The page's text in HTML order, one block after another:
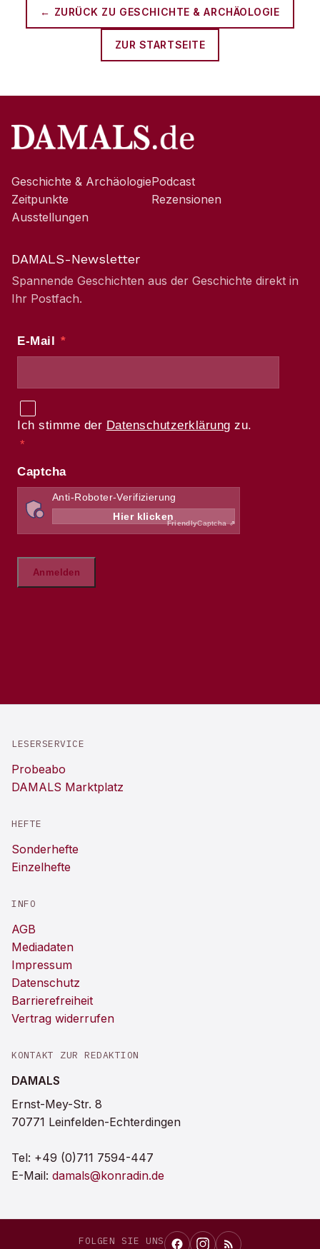
← ZURÜCK ZU GESCHICHTE & ARCHÄOLOGIE
ZUR STARTSEITE
Geschichte & Archäologie
Zeitpunkte
Ausstellungen
Podcast
Rezensionen
DAMALS-Newsletter
Spannende Geschichten aus der Geschichte direkt in
Ihr Postfach.
LESERSERVICE
Probeabo
DAMALS Marktplatz
HEFTE
Sonderhefte
Einzelhefte
INFO
AGB
Mediadaten
Impressum
Datenschutz
Barrierefreiheit
Vertrag widerrufen
KONTAKT ZUR REDAKTION
DAMALS
Ernst-Mey-Str. 8
70771 Leinfelden-Echterdingen
Tel: +49 (0)711 7594-447
E-Mail: damals@konradin.de
FOLGEN SIE UNS